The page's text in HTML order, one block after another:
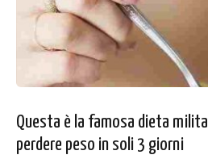
Questa è la famosa dieta
perdere peso in soli 3 giorni